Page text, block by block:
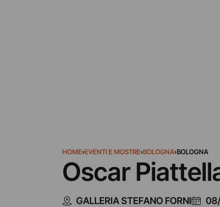
HOME›EVENTI E MOSTRE›BOLOGNA›BOLOGNA
Oscar
GALLERIA STEFANO FORNI